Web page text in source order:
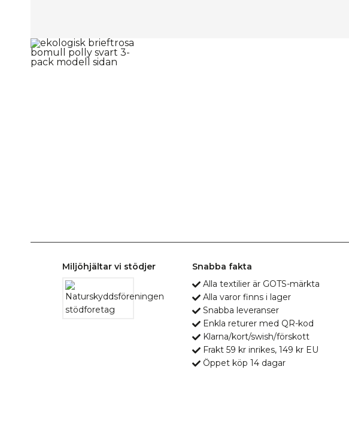
Miljöhjältar vi stödjer
Snabba fakta
Alla textilier är GOTS-märkta
Alla varor finns i lager
Snabba leveranser
Enkla returer med QR-kod
Klarna/kort/swish/förskott
Frakt 59 kr inrikes, 149 kr EU
Öppet köp 14 dagar